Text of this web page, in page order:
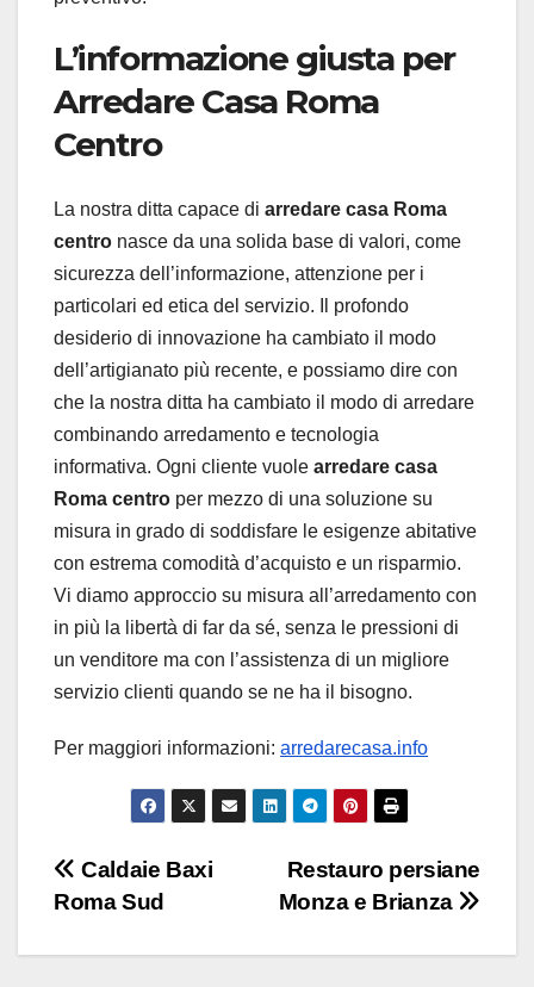
L’informazione giusta per
Arredare Casa Roma
Centro
La nostra ditta capace di arredare casa Roma
centro nasce da una solida base di valori, come
sicurezza dell’informazione, attenzione per i
particolari ed etica del servizio. Il profondo
desiderio di innovazione ha cambiato il modo
dell’artigianato più recente, e possiamo dire con
che la nostra ditta ha cambiato il modo di arredare
combinando arredamento e tecnologia
informativa. Ogni cliente vuole arredare casa
Roma centro per mezzo di una soluzione su
misura in grado di soddisfare le esigenze abitative
con estrema comodità d’acquisto e un risparmio.
Vi diamo approccio su misura all’arredamento con
in più la libertà di far da sé, senza le pressioni di
un venditore ma con l’assistenza di un migliore
servizio clienti quando se ne ha il bisogno.
Per maggiori informazioni: arredarecasa.info
Navigazione
Restauro persiane
Monza e Brianza
Caldaie Baxi
Roma Sud